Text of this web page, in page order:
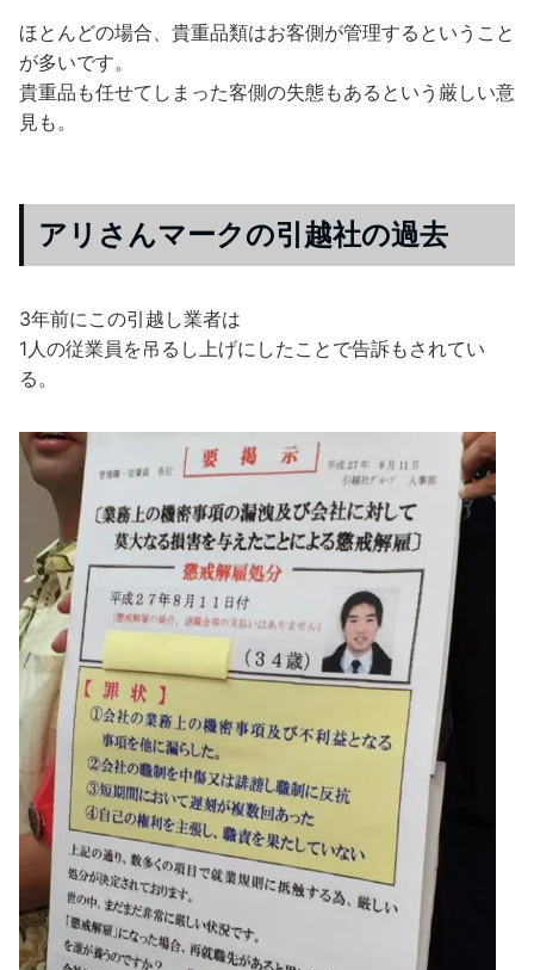
ほとんどの場合、貴重品類はお客側が管理するということ
が多いです。
貴重品も任せてしまった客側の失態もあるという厳しい意
見も。
アリさんマークの引越社の過去
3年前にこの引越し業者は
1人の従業員を吊るし上げにしたことで告訴もされてい
る。